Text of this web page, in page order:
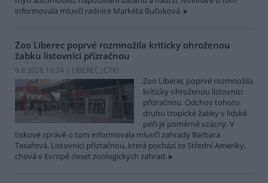
informovala mluvčí radnice Markéta Bučoková.
Zoo Liberec poprvé rozmnožila kriticky ohroženou
žabku listovnici přízračnou
9.8.2026 10:24 | LIBEREC (ČTK)
Zoo Liberec poprvé rozmnožila
kriticky ohroženou listovnici
přízračnou. Odchov tohoto
druhu tropické žabky v lidské
péči je poměrně vzácný. V
tiskové zprávě o tom informovala mluvčí zahrady Barbara
Tesařová. Listovnici přízračnou, která pochází ze Střední Ameriky,
chová v Evropě deset zoologických zahrad.